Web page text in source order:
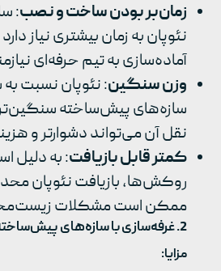
زمان‌بر بودن ساخت و نصب:
نئوپان به زمان بیشتری نیاز
آماده‌سازی به تیم حرفه‌ای
وزن سنگین: نئوپان نسبت به
سازه‌های پیش‌ساخته
نقل آن می‌تواند دشوارتر و
کمتر قابل بازیافت: به دلیل
روکش‌ها، بازیافت نئوپان
ممکن است مشکلات
2. غرفه‌سازی با سازه‌های
مزایا: